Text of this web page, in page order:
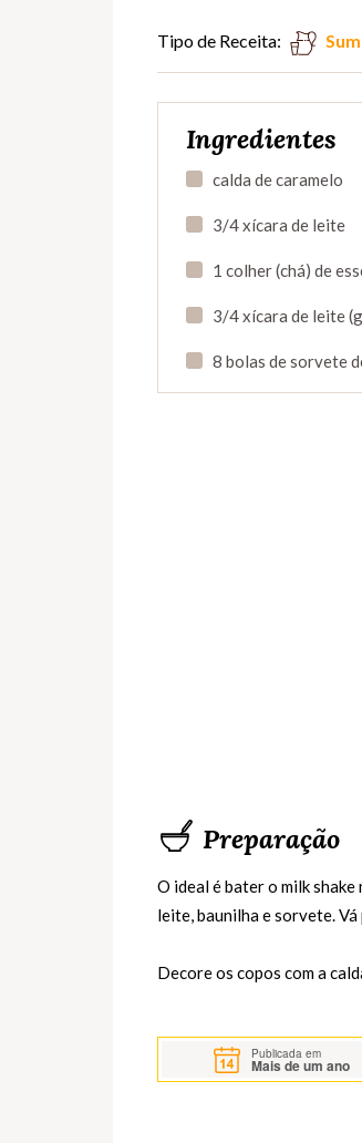
Tipo de Receita:
Ingredientes
calda de caramelo
3/4 xícara de leite
1 colher (chá) de
3/4 xícara de leite
8 bolas de sorvete
Preparação
O ideal é bater o milk
leite, baunilha e sorvete.
Decore os copos com a
Publicada em
Mais de um ano